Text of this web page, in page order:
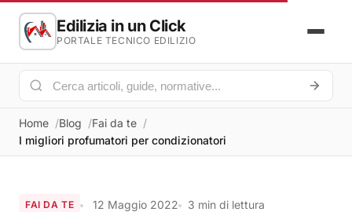
Edilizia in un Click
PORTALE TECNICO EDILIZIO
Home Blog
Fai da te
I migliori profumatori per condizionatori
FAI DA TE 12 Maggio 2022 3 min di lettura